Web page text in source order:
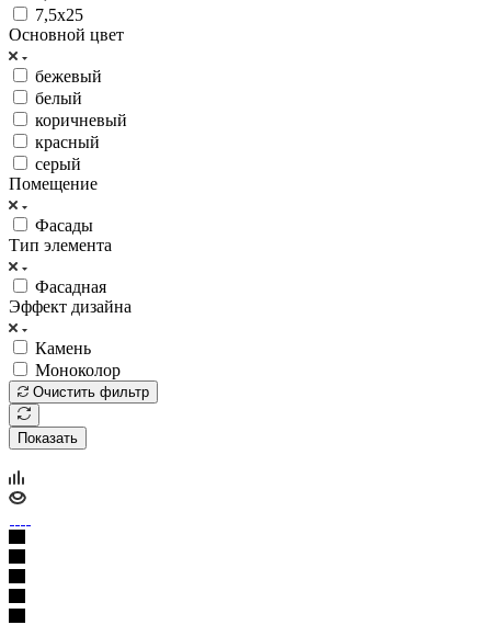
7,5х25
Основной цвет
бежевый
белый
коричневый
красный
серый
Помещение
Фасады
Тип элемента
Фасадная
Эффект дизайна
Камень
Моноколор
Очистить фильтр
Показать